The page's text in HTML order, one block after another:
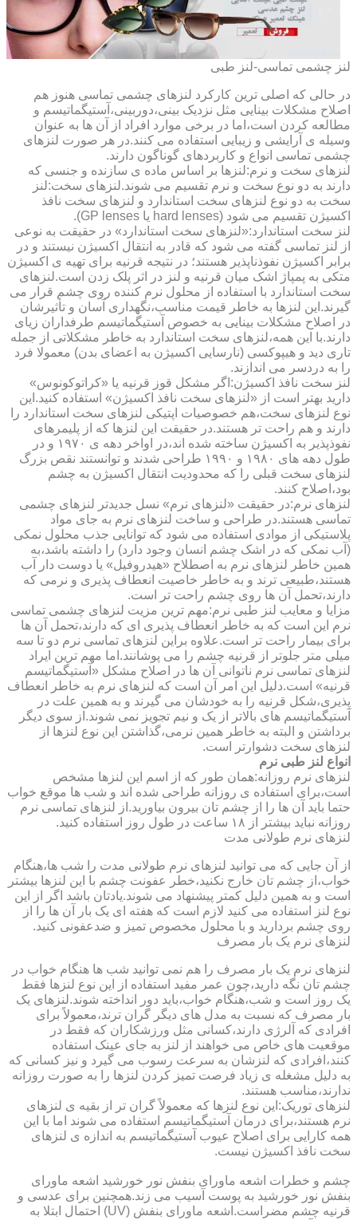
لنز چشمی تماسی-لنز طبی
در حالی که اصلی ترین کارکرد لنزهای چشمی تماسی هنوز هم
اصلاح مشکلات بینایی مثل نزدیک بینی،دوربینی،آستیگماتیسم و
مطالعه کردن است،اما در برخی موارد افراد از آن ها به عنوان
وسیله ی آرایشی و زیبایی استفاده می کنند.در هر صورت لنزهای
چشمی تماسی انواع و کاربردهای گوناگون دارند.
لنزهای سخت و نرم:لنزها بر اساس ماده ی سازنده و جنسی که
دارند به دو نوع سخت و نرم تقسیم می شوند.لنزهای سخت:لنز
سخت به دو نوع لنزهای سخت استاندارد و لنزهای سخت نافذ
اکسیژن تقسیم می شود (hard lenses یا GP lenses).
لنز سخت استاندارد:«لنزهای سخت استاندارد» در حقیقت به نوعی
از لنز تماسی گفته می شود که قادر به انتقال اکسیژن نیستند و در
برابر اکسیژن نفوذناپذیر هستند؛ در نتیجه قرنیه برای تهیه ی اکسیژن
متکی به پمپاژ اشک میان قرنیه و لنز در اثر پلک زدن است.لنزهای
سخت استاندارد با استفاده از محلول نرم کننده روی چشم قرار می
گیرند.این لنزها به خاطر قیمت مناسب،نگهداری آسان و تأثیرشان
در اصلاح مشکلات بینایی به خصوص آستیگماتیسم طرفداران زیای
دارند.با این همه،لنزهای سخت استاندارد به خاطر مشکلاتی از جمله
تاری دید و هیپوکسی (نارسایی اکسیژن به اعضای بدن) معمولا فرد
را به دردسر می اندازند.
لنز سخت نافذ اکسیژن:اگر مشکل قوز قرنیه یا «کراتوکونوس»
دارید بهتر است از «لنزهای سخت نافذ اکسیژن» استفاده کنید.این
نوع لنزهای سخت،هم خصوصیات اپتیکی لنزهای سخت استاندارد را
دارند و هم راحت تر هستند.در حقیقت این لنزها که از پلیمرهای
نفوذپذیر به اکسیژن ساخته شده اند،در اواخر دهه ی ۱۹۷۰ و در
طول دهه های ۱۹۸۰ و ۱۹۹۰ طراحی شدند و توانستند نقص بزرگ
لنزهای سخت قبلی را که محدودیت انتقال اکسیژن به چشم
بود،اصلاح کنند.
لنزهای نرم:در حقیقت «لنزهای نرم» نسل جدیدتر لنزهای چشمی
تماسی هستند.در طراحی و ساخت لنزهای نرم به جای مواد
پلاستیکی از موادی استفاده می شود که توانایی جذب محلول نمکی
(آب نمکی که در اشک چشم انسان وجود دارد) را داشته باشد،به
همین خاطر لنزهای نرم به اصطلاح «هیدروفیل» یا دوست دار آب
هستند،طبیعی ترند و به خاطر خاصیت انعطاف پذیری و نرمی که
دارند،تحمل آن ها روی چشم راحت تر است.
مزایا و معایب لنز طبی نرم:مهم ترین مزیت لنزهای چشمی تماسی
نرم این است که به خاطر انعطاف پذیری ای که دارند،تحمل آن ها
برای بیمار راحت تر است.علاوه براین لنزهای تماسی نرم دو تا سه
میلی متر جلوتر از قرنیه چشم را می پوشانند.اما مهم ترین ایراد
لنزهای تماسی نرم ناتوانی آن ها در اصلاح مشکل «آستیگماتیسم
قرنیه» است.دلیل این امر آن است که لنزهای نرم به خاطر انعطاف
پذیری،شکل قرنیه را به خودشان می گیرند و به همین علت در
آستیگماتیسم های بالاتر از یک و نیم تجویز نمی شوند.از سوی دیگر
برداشتن و البته به خاطر همین نرمی،گذاشتن این نوع لنزها از
لنزهای سخت دشوارتر است.
انواع لنز طبی نرم
لنزهای نرم روزانه:همان طور که از اسم این لنزها مشخص
است،برای استفاده ی روزانه طراحی شده اند و شب ها موقع خواب
حتما باید آن ها را از چشم تان بیرون بیاورید.از لنزهای تماسی نرم
روزانه نباید بیشتر از ۱۸ ساعت در طول روز استفاده کنید.
لنزهای نرم طولانی مدت
از آن جایی که می توانید لنزهای نرم طولانی مدت را شب ها،هنگام
خواب،از چشم تان خارج نکنید،خطر عفونت چشم با این لنزها بیشتر
است و به همین دلیل کمتر پیشنهاد می شوند.یادتان باشد اگر از این
نوع لنز استفاده می کنید لازم است که هفته ای یک بار آن ها را از
روی چشم بردارید و با محلول مخصوص تمیز و ضدعفونی کنید.
لنزهای نرم یک بار مصرف
لنزهای نرم یک بار مصرف را هم نمی توانید شب ها هنگام خواب در
چشم تان نگه دارید،چون عمر مفید استفاده از این نوع لنزها فقط
یک روز است و شب،هنگام خواب،باید دور انداخته شوند.لنزهای یک
بار مصرف که نسبت به مدل های دیگر گران ترند،معمولاً برای
افرادی که آلرژی دارند،کسانی مثل ورزشکاران که فقط در
موقعیت های خاص می خواهند از لنز به جای عینک استفاده
کنند،افرادی که لنزشان به سرعت رسوب می گیرد و نیز کسانی که
به دلیل مشغله ی زیاد فرصت تمیز کردن لنزها را به صورت روزانه
ندارند،مناسب هستند.
لنزهای توریک:این نوع لنزها که معمولاً گران تر از بقیه ی لنزهای
نرم هستند،برای درمان آستیگماتیسم استفاده می شوند اما با این
همه کارایی برای اصلاح عیوب آستیگماتیسم به اندازه ی لنزهای
سخت نافذ اکسیژن نیست.
چشم و خطرات اشعه ماورای بنفش نور خورشید اشعه ماورای
بنفش نور خورشید به پوست آسیب می زند.همچنین برای عدسی و
قرنیه چشم مضراست.اشعه ماورای بنفش (UV) احتمال ابتلا به